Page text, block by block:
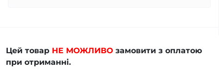
Цей товар НЕ МОЖЛИВО замовити з оплатою
при отриманні.